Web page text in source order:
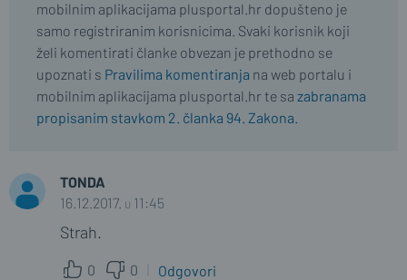
mobilnim aplikacijama plusportal.hr dopušteno je
samo registriranim korisnicima. Svaki korisnik koji
želi komentirati članke obvezan je prethodno se
upoznati s Pravilima komentiranja na web portalu i
mobilnim aplikacijama plusportal.hr te sa zabranama
propisanim stavkom 2. članka 94. Zakona.
TONDA
16.12.2017. u 11:45
Strah.
0 0 Odgovori